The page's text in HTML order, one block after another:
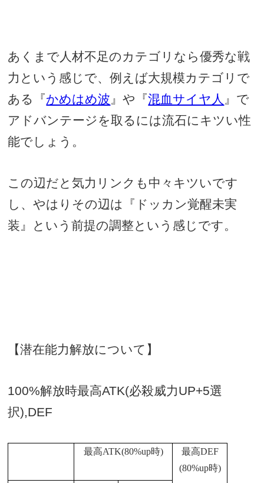
あくまで人材不足のカテゴリなら優秀な戦
力という感じで、例えば大規模カテゴリで
ある『かめはめ波』や『混血サイヤ人 』で
アドバンテージを取るには流石にキツい性
能でしょう。
この辺だと気力リンクも中々キツいです
し、やはりその辺は『ドッカン覚醒未実
装』という前提の調整という感じです。
【潜在能力解放について】
100%解放時最高ATK(必殺威力UP+5選
択),DEF
最高ATK(80%up時) 最高DEF
(80%up時)